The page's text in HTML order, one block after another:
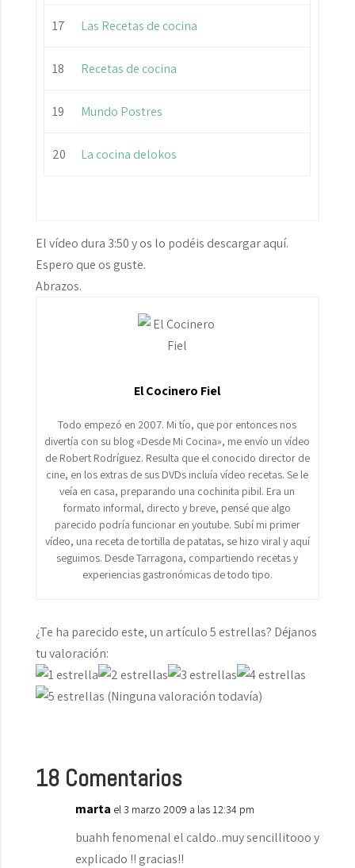
17 Las Recetas de cocina
18 Recetas de cocina
19 Mundo Postres
20 La cocina delokos
El vídeo dura 3:50 y os lo podéis descargar aquí.
Espero que os guste.
Abrazos.
El Cocinero Fiel
Todo empezó en 2007. Mi tío, que por entonces nos
divertía con su blog «Desde Mi Cocina», me envío un vídeo
de Robert Rodríguez. Resulta que el conocido director de
cine, en los extras de sus DVDs incluía vídeo recetas. Se le
veía en casa, preparando una cochinita pibil. Era un
formato informal, directo y breve, pensé que algo
parecido podría funcionar en youtube. Subí mi primer
vídeo, una receta de tortilla de patatas, se hizo viral y aquí
seguimos. Desde Tarragona, compartiendo recetas y
experiencias gastronómicas de todo tipo.
¿Te ha parecido este, un artículo 5 estrellas? Déjanos
tu valoración:
(Ninguna valoración todavía)
18 Comentarios
marta el 3 marzo 2009 a las 12:34 pm
buahh fenomenal el caldo..muy sencillitooo y
explicado !! gracias!!